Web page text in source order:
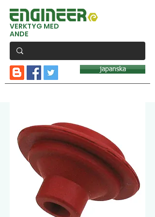
VERKTYG MED
ANDE
japanska